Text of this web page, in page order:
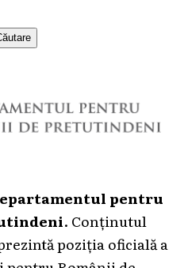
pentru
. Conținutul
poziția oficială a